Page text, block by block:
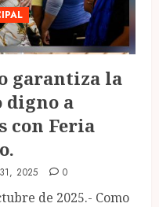
garantiza la
a
con Feria
2025 0
de 2025.- Como